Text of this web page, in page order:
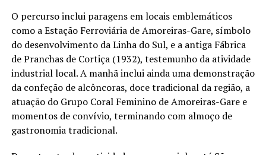
O percurso inclui paragens em locais emblemáticos
como a Estação Ferroviária de Amoreiras-Gare, símbolo
do desenvolvimento da Linha do Sul, e a antiga Fábrica
de Pranchas de Cortiça (1932), testemunho da atividade
industrial local. A manhã inclui ainda uma demonstração
da confeção de alcôncoras, doce tradicional da região, a
atuação do Grupo Coral Feminino de Amoreiras-Gare e
momentos de convívio, terminando com almoço de
gastronomia tradicional.